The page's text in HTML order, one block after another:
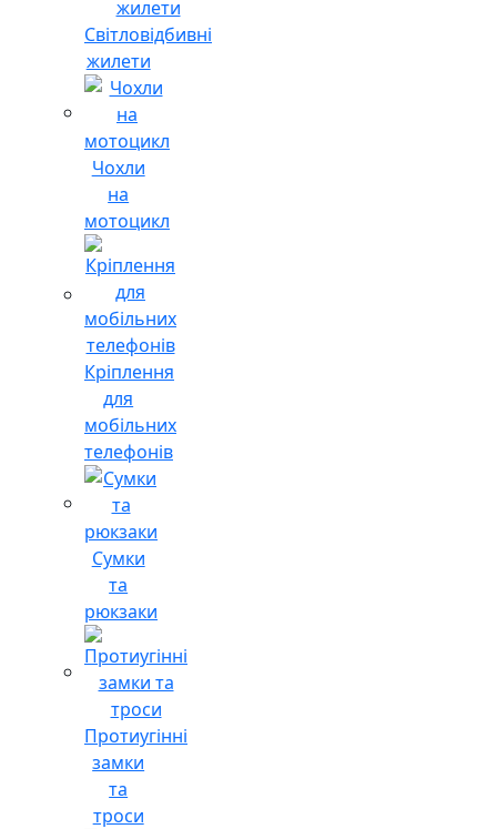
Світловідбивні
жилети
Чохли
на
мотоцикл
Кріплення
для
мобільних
телефонів
Сумки
та
рюкзаки
Протиугінні
замки
та
троси